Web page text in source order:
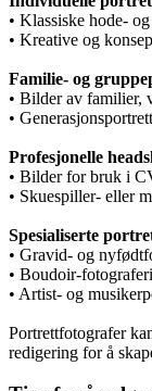
• Klassiske hode-
• Kreative og
Familie- og
• Bilder av familier,
•
Profesjonelle
• Bilder for bruk i
• Skuespiller- eller
Spesialiserte
• Gravid- og
• Boudoir-
• Artist- og
Portrettfotografer
redigering for å